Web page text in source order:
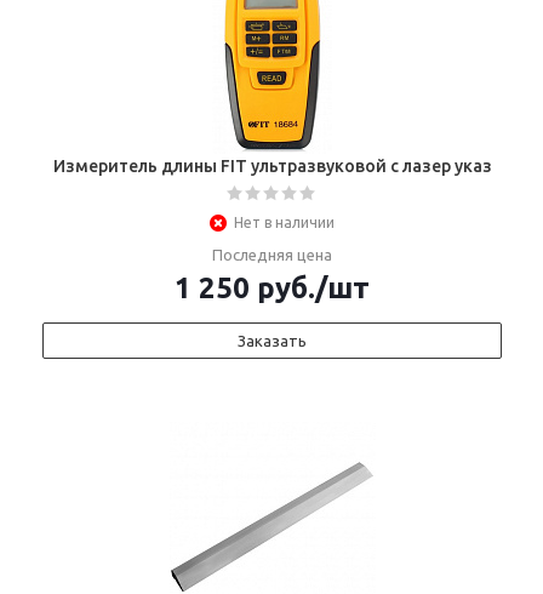
Измеритель длины FIT ультразвуковой с лазер указ
Нет в наличии
Последняя цена
1 250 руб./шт
Заказать